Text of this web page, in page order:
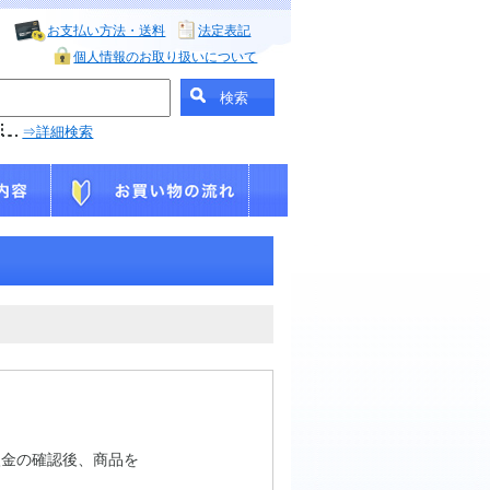
お支払い方法・送料
法定表記
個人情報のお取り扱いについて
⇒詳細検索
の確認後、商品を